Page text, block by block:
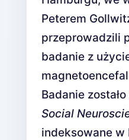
Peterem
przeprowadzili
badanie z
Badanie
Social
indeksowane w